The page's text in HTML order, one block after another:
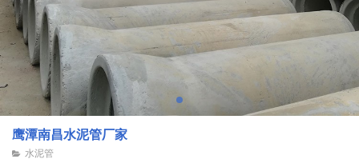
鹰潭南昌水泥管厂家
水泥管